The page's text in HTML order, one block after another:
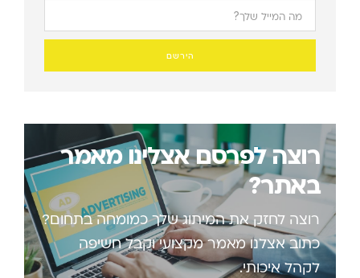
הירשם
רוצה לפרסם אצלינו מאמר
באתר?
רוצה לחזק את המיתוג שלך כמומחה בתחום?
כתוב אצלנו מאמר מקצועי וקבל חשיפה
לקהל איכותי.